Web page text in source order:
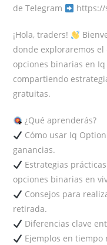
de Telegram
https://
¡Hola, traders!
donde exploraremos
opciones binarias en
compartiendo
gratuitas.
¿Qué aprenderás?
Cómo usar Iq
ganancias.
Estrategias
opciones binarias en
Consejos para
retirada.
Diferencias clave
Ejemplos en tiempo